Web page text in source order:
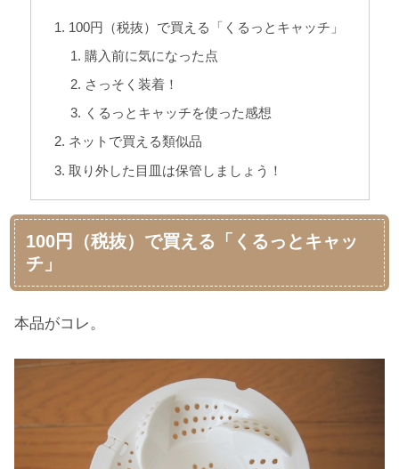
100円（税抜）で買える「くるっとキャッチ」
購入前に気になった点
さっそく装着！
くるっとキャッチを使った感想
ネットで買える類似品
取り外した目皿は保管しましょう！
100円（税抜）で買える「くるっとキャッ
チ」
本品がコレ。